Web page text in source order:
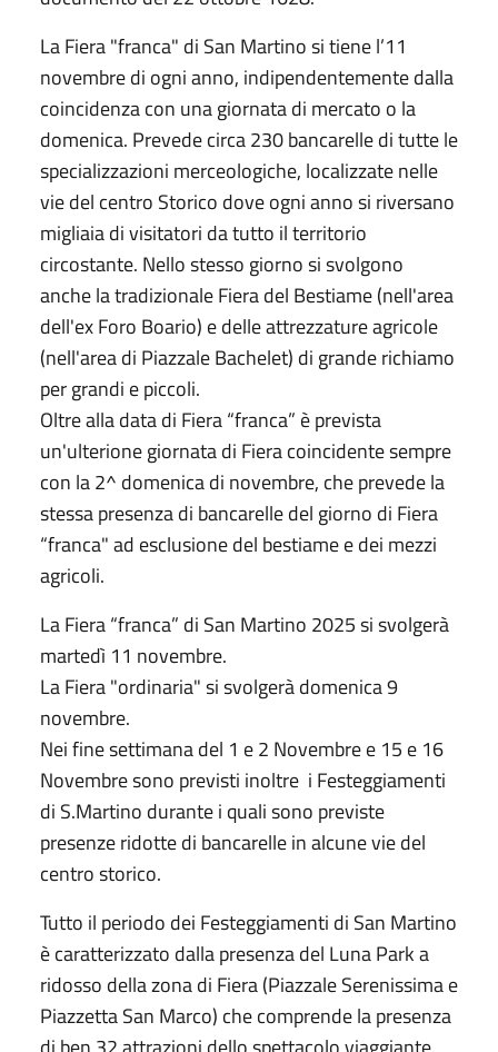
La Fiera "franca" di San Martino si tiene l’11
novembre di ogni anno, indipendentemente dalla
coincidenza con una giornata di mercato o la
domenica. Prevede circa 230 bancarelle di tutte le
specializzazioni merceologiche, localizzate nelle
vie del centro Storico dove ogni anno si riversano
migliaia di visitatori da tutto il territorio
circostante. Nello stesso giorno si svolgono
anche la tradizionale Fiera del Bestiame (nell'area
dell'ex Foro Boario) e delle attrezzature agricole
(nell'area di Piazzale Bachelet) di grande richiamo
per grandi e piccoli.
Oltre alla data di Fiera “franca” è prevista
un'ulterione giornata di Fiera coincidente sempre
con la 2^ domenica di novembre, che prevede la
stessa presenza di bancarelle del giorno di Fiera
“franca" ad esclusione del bestiame e dei mezzi
agricoli.
La Fiera “franca” di San Martino 2025 si svolgerà
martedì 11 novembre.
La Fiera "ordinaria" si svolgerà domenica 9
novembre.
Nei fine settimana del 1 e 2 Novembre e 15 e 16
Novembre sono previsti inoltre i Festeggiamenti
di S.Martino durante i quali sono previste
presenze ridotte di bancarelle in alcune vie del
centro storico.
Tutto il periodo dei Festeggiamenti di San Martino
è caratterizzato dalla presenza del Luna Park a
ridosso della zona di Fiera (Piazzale Serenissima e
Piazzetta San Marco) che comprende la presenza